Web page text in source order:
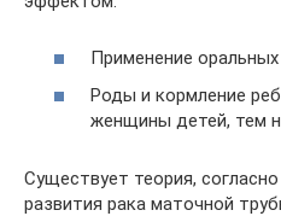
Применение
Роды и кормление
женщины детей, тем
Существует теория,
развития рака маточной